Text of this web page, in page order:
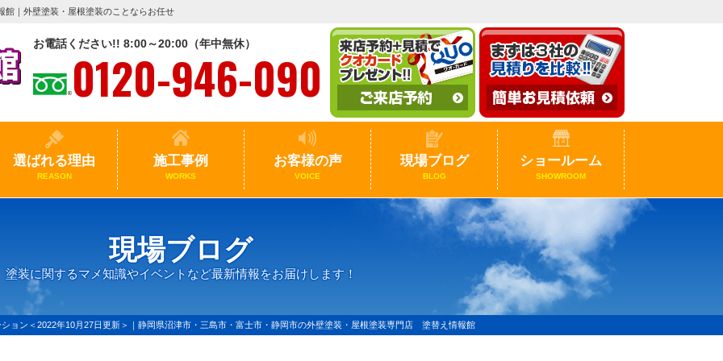
館｜外壁塗装・屋根塗装のことならお任せ
お電話ください!! 8:00～20:00（年中無休）
0120-946-090
選ばれる理由
REASON
施工事例
WORKS
お客様の声
VOICE
現場ブログ
BLOG
ショールーム
SHOWROOM
現場ブログ
塗装に関するマメ知識やイベントなど最新情報をお届けします！
ョン＜2022年10月27日更新＞｜静岡県沼津市・三島市・富士市・静岡市の外壁塗装・屋根塗装専門店 塗替え情報館